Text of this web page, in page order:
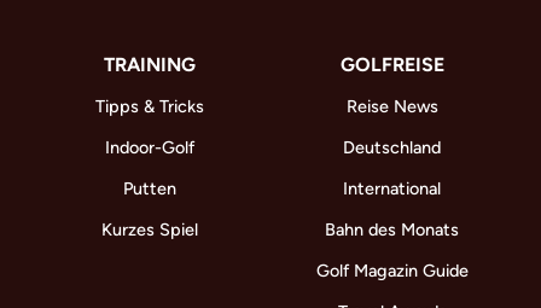
TRAINING
Tipps & Tricks
Indoor-Golf
Putten
Kurzes Spiel
GOLFREISE
Reise News
Deutschland
International
Bahn des Monats
Golf Magazin Guide